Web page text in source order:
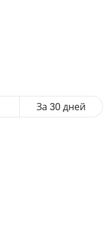
За 30 дней